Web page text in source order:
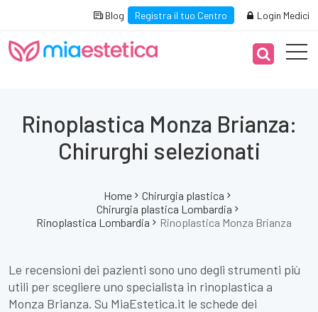
Blog Registra il tuo Centro Login Medici
Rinoplastica Monza Brianza:
Chirurghi selezionati
Home
Chirurgia plastica
Chirurgia plastica Lombardia
Rinoplastica Lombardia
Rinoplastica Monza Brianza
Le recensioni dei pazienti sono uno degli strumenti più
utili per scegliere uno specialista in rinoplastica a
Monza Brianza. Su MiaEstetica.it le schede dei